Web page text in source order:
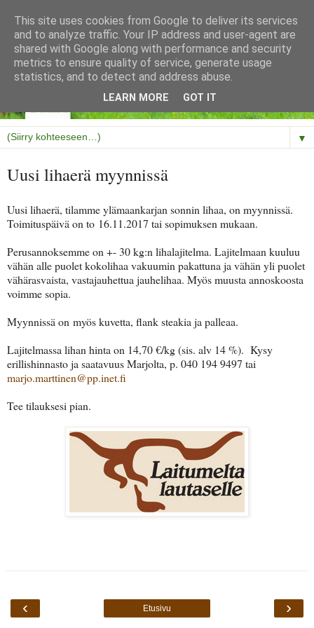
▼
Uusi lihaerä myynnissä
Uusi lihaerä, tilamme ylämaankarjan sonnin lihaa, on myynnissä.
Toimituspäivä on to 16.11.2017 tai sopimuksen mukaan.
Perusannoksemme on +- 30 kg:n lihalajitelma. Lajitelmaan kuuluu
vähän alle puolet kokolihaa vakuumin pakattuna ja vähän yli puolet
vähärasvaista, vastajauhettua jauhelihaa. Myös muusta annoskoosta
voimme sopia.
Myynnissä on myös kuvetta, flank steakia ja palleaa.
Lajitelmassa lihan hinta on 14,70 €/kg (sis. alv 14 %). Kysy
erillishinnasto ja saatavuus Marjolta, p. 040 194 9497 tai
marjo.marttinen@pp.inet.fi
Tee tilauksesi pian.
‹ ›
Etusivu
This site uses cookies from Google to deliver its services
and to analyze traffic. Your IP address and user-agent are
shared with Google along with performance and security
metrics to ensure quality of service, generate usage
statistics, and to detect and address abuse.
LEARN MORE GOT IT